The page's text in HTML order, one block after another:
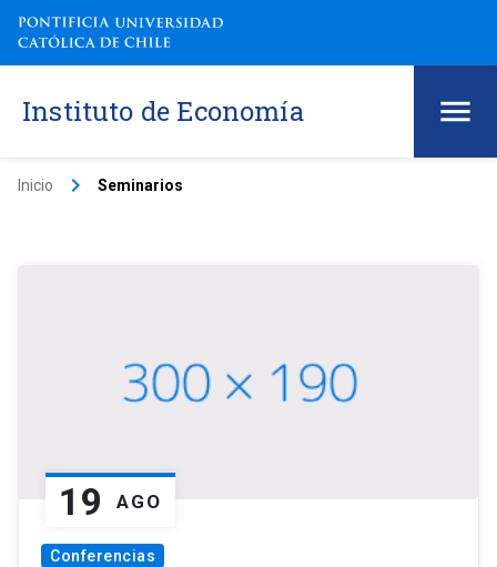
Instituto de Economía
Inicio keyboard_arrow_right Seminarios
19 AGO
Conferencias